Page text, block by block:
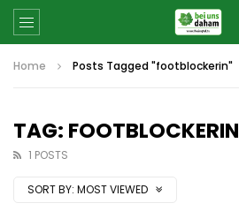
Home Posts Tagged "footblockerin"
TAG: FOOTBLOCKERIN
1 POSTS
SORT BY: MOST VIEWED